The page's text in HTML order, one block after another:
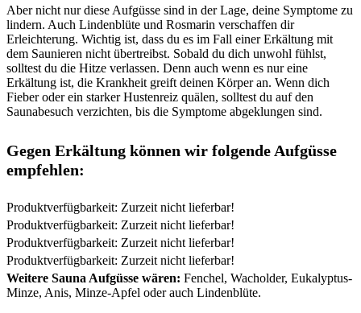
Aber nicht nur diese Aufgüsse sind in der Lage, deine Symptome zu
lindern. Auch Lindenblüte und Rosmarin verschaffen dir
Erleichterung. Wichtig ist, dass du es im Fall einer Erkältung mit
dem Saunieren nicht übertreibst. Sobald du dich unwohl fühlst,
solltest du die Hitze verlassen. Denn auch wenn es nur eine
Erkältung ist, die Krankheit greift deinen Körper an. Wenn dich
Fieber oder ein starker Hustenreiz quälen, solltest du auf den
Saunabesuch verzichten, bis die Symptome abgeklungen sind.
Gegen Erkältung können wir folgende Aufgüsse
empfehlen:
Produktverfügbarkeit: Zurzeit nicht lieferbar!
Produktverfügbarkeit: Zurzeit nicht lieferbar!
Produktverfügbarkeit: Zurzeit nicht lieferbar!
Produktverfügbarkeit: Zurzeit nicht lieferbar!
Weitere Sauna Aufgüsse wären: Fenchel, Wacholder, Eukalyptus-
Minze, Anis, Minze-Apfel oder auch Lindenblüte.